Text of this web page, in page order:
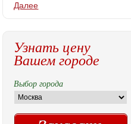
Далее
Узнать цену
Вашем городе
Выбор города